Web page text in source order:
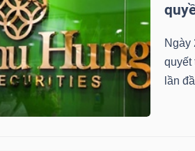
Ngày
quyết
lần